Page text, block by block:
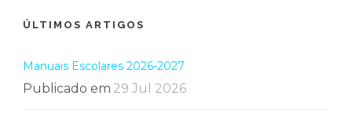
ÚLTIMOS ARTIGOS
Manuais Escolares 2026-2027
Publicado em 29 Jul 2026